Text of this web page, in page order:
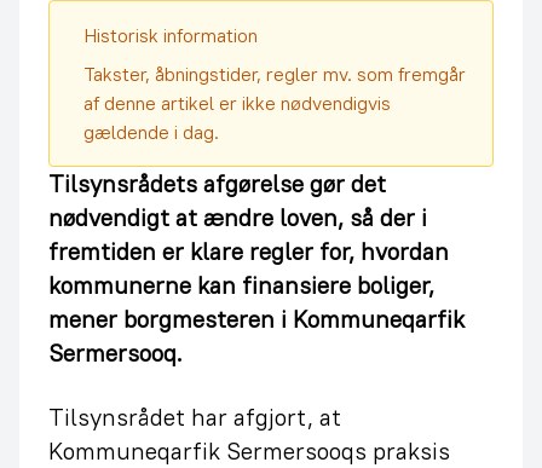
Historisk information
Takster, åbningstider, regler mv. som fremgår
af denne artikel er ikke nødvendigvis
gældende i dag.
Tilsynsrådets afgørelse gør det
nødvendigt at ændre loven, så der i
fremtiden er klare regler for, hvordan
kommunerne kan finansiere boliger,
mener borgmesteren i Kommuneqarfik
Sermersooq.
Tilsynsrådet har afgjort, at
Kommuneqarfik Sermersooqs praksis